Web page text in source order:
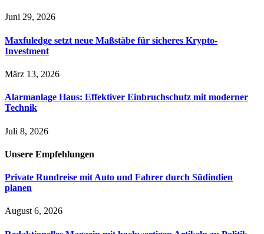
Juni 29, 2026
Maxfuledge setzt neue Maßstäbe für sicheres Krypto-
Investment
März 13, 2026
Alarmanlage Haus: Effektiver Einbruchschutz mit moderner
Technik
Juli 8, 2026
Unsere Empfehlungen
Private Rundreise mit Auto und Fahrer durch Südindien
planen
August 6, 2026